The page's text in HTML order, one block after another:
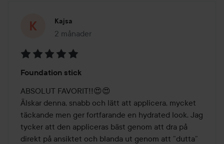
Kajsa
2 månader
Inlägget skapades 2 månader
5
av
5
Foundation stick
ABSOLUT FAVORIT!!😍😍
Älskar denna, snabb och lätt att applicera, mycket
täckande men ger fortfarande en hydrated look. Jag
tycker att den appliceras bäst genom att dra på
direkt på ansiktet och blanda ut genom att ”dutta”